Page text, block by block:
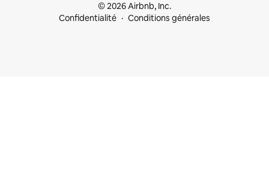
© 2026 Airbnb, Inc.
Confidentialité
Conditions générales